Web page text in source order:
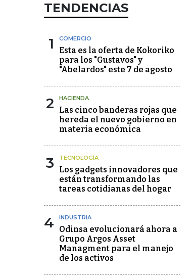
TENDENCIAS
1 COMERCIO
Esta es la oferta de Kokoriko
para los "Gustavos" y
"Abelardos" este 7 de agosto
2 HACIENDA
Las cinco banderas rojas que
hereda el nuevo gobierno en
materia económica
3 TECNOLOGÍA
Los gadgets innovadores que
están transformando las
tareas cotidianas del hogar
4 INDUSTRIA
Odinsa evolucionará ahora a
Grupo Argos Asset
Managment para el manejo
de los activos